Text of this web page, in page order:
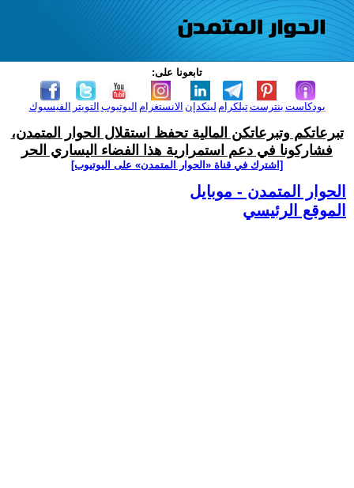
تابعونا على:
الفيسبوك التويتر اليوتيوب الانستغرام لينكدإن تيلكرامبنترست بودكاست
تبرعاتكم وتبرعاتكن المالية تحفظ استقلال الحوار المتمدن،
فشاركونا في دعم استمرارية هذا الفضاء اليساري الحر
[اشترك في قناة ‫«الحوار المتمدن» على اليوتيوب]
الحوار المتمدن - موبايل
الموقع الرئيسي